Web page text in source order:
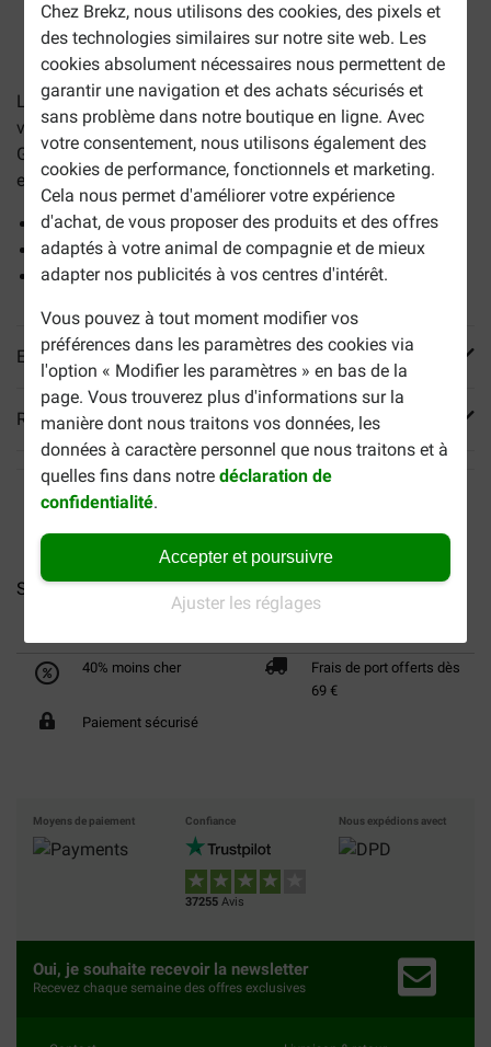
Chez Brekz, nous utilisons des cookies, des pixels et
des technologies similaires sur notre site web. Les
cookies absolument nécessaires nous permettent de
garantir une navigation et des achats sécurisés et
sans problème dans notre boutique en ligne. Avec
votre consentement, nous utilisons également des
cookies de performance, fonctionnels et marketing.
Cela nous permet d'améliorer votre expérience
d'achat, de vous proposer des produits et des offres
adaptés à votre animal de compagnie et de mieux
adapter nos publicités à vos centres d'intérêt.
Vous pouvez à tout moment modifier vos
préférences dans les paramètres des cookies via
l'option « Modifier les paramètres » en bas de la
page. Vous trouverez plus d'informations sur la
manière dont nous traitons vos données, les
données à caractère personnel que nous traitons et à
quelles fins dans notredéclaration de
confidentialité.
Accepter et poursuivre
Ajuster les réglages
2-5 jours ouvrables estimés, sauf indication contraire.
La remorque de vélo Travel Mediumest une remorque de
vélo abordable pour partir en balade avec votre chien.
Grâce à son entrée basse et à son fond antidérapant, elle
est confortable pour votre chien.
Équipée de réflecteurs
Pour les chiens jusqu'à 40 kg
Facile à monter et à démonter
En savoir plus
Reviews
Safety Blinker pour chien Beco Bags Sacs à Déjections...
40% moins cher
Frais de port offerts dès
69 €
Paiement sécurisé
Moyens de paiement Confiance
37255 Avis
Nous expédions avect
Oui, je souhaite recevoir la newsletter
Recevez chaque semaine des offres exclusives